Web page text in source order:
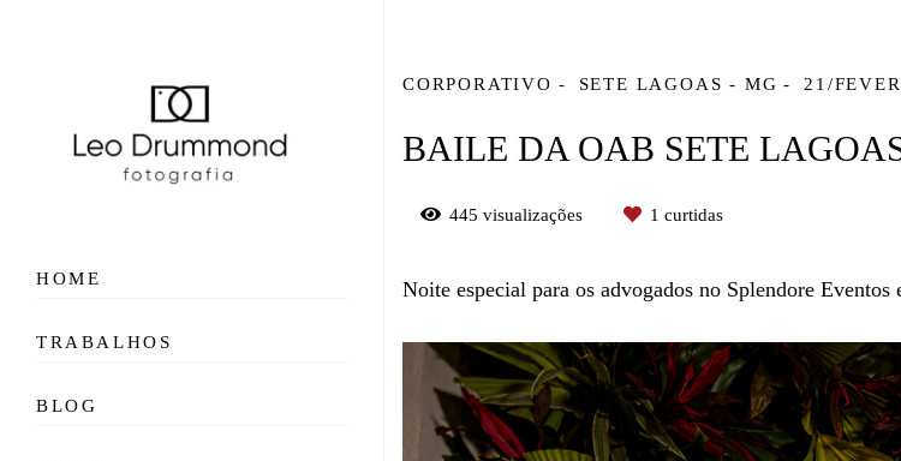
HOME
TRABALHOS
BLOG
CORPORATIVO SETE LAGOAS - MG 21/
BAILE DA OAB SETE
445 visualizações 1 curtidas
Noite especial para os advogados no Splendore